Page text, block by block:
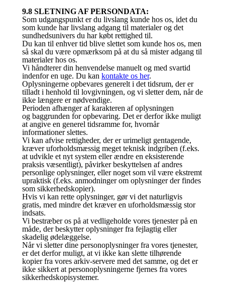
9.8 SLETNING AF PERSONDATA:
Som udgangspunkt er du livslang kunde hos os, idet du
som kunde har livslang adgang til materialer og det
sundhedsunivers du har købt rettighed til.
Du kan til enhver tid blive slettet som kunde hos os, men
så skal du være opmærksom på at du så mister adgang til
materialer hos os.
Vi håndterer din henvendelse manuelt og med svartid
indenfor en uge. Du kan kontakte os her.
Oplysningerne opbevares generelt i det tidsrum, der er
tilladt i henhold til lovgivningen, og vi sletter dem, når de
ikke længere er nødvendige.
Perioden afhænger af karakteren af oplysningen
og baggrunden for opbevaring. Det er derfor ikke muligt
at angive en generel tidsramme for, hvornår
informationer slettes.
Vi kan afvise rettigheder, der er urimeligt gentagende,
kræver uforholdsmæssig meget teknisk indgriben (f.eks.
at udvikle et nyt system eller ændre en eksisterende
praksis væsentligt), påvirker beskyttelsen af andres
personlige oplysninger, eller noget som vil være ekstremt
upraktisk (f.eks. anmodninger om oplysninger der findes
som sikkerhedskopier).
Hvis vi kan rette oplysninger, gør vi det naturligvis
gratis, med mindre det kræver en uforholdsmæssig stor
indsats.
Vi bestræber os på at vedligeholde vores tjenester på en
måde, der beskytter oplysninger fra fejlagtig eller
skadelig ødelæggelse.
Når vi sletter dine personoplysninger fra vores tjenester,
er det derfor muligt, at vi ikke kan slette tilhørende
kopier fra vores arkiv-servere med det samme, og det er
ikke sikkert at personoplysningerne fjernes fra vores
sikkerhedskopisystemer.